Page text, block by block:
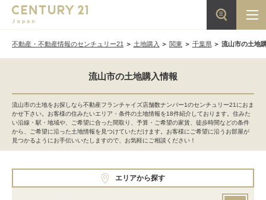
不動産・不動産情報のセンチュリー21 土地購入 関東 千葉県 流山市の土地
流山市の土地購入情報
流山市の土地をお探しなら不動産フランチャイズ店舗数ナンバー1のセンチュリー21におま
かせ下さい。お客様の住みたいエリア・条件の土地情報を18件紹介しております。住みた
い沿線・駅・地域や、ご希望に合った間取り、予算・ご希望の家賃、徒歩時間などの条件
から、ご希望に沿った土地情報を見つけていただけます。お客様にご希望に沿うお部屋が
見つかるようにお手伝いいたしますので、お気軽にご相談ください！
エリアから探す